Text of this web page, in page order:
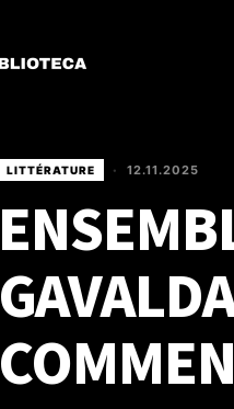
LITTÉRATURE • 12.11.2025